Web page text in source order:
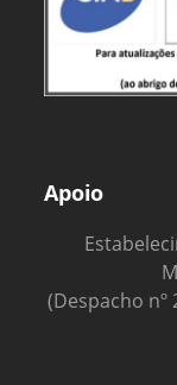
Apoio
(Despacho nº